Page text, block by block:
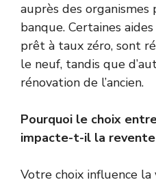
auprès des
banque. Certaines
prêt à taux zéro, sont
le neuf, tandis que
rénovation de l’ancien.
Pourquoi le choix
impacte-t-il la revente
Votre choix influence